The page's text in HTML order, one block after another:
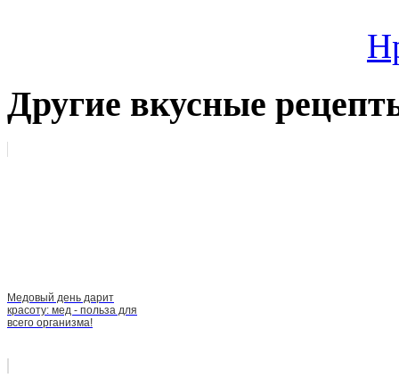
Другие вкусные
Медовый день дарит
красоту: мед - польза для
всего организма!